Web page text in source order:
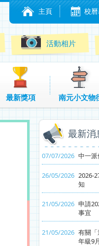
主頁 校
活動相片
最新獎項 南元小文物
最新消
07/07/2026 中一
26/05/2026 2026-
知
21/05/2026 申請
事宜
21/05/2026 有關
年級9